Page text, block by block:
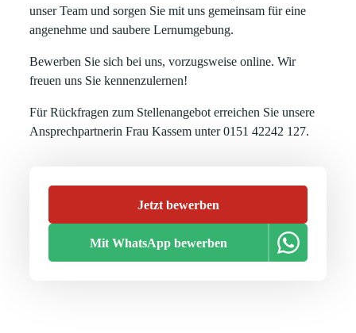
unser Team und sorgen Sie mit uns gemeinsam für eine
angenehme und saubere Lernumgebung.
Bewerben Sie sich bei uns, vorzugsweise online. Wir
freuen uns Sie kennenzulernen!
Für Rückfragen zum Stellenangebot erreichen Sie unsere
Ansprechpartnerin Frau Kassem unter 0151 42242 127.
Jetzt bewerben
Mit WhatsApp bewerben